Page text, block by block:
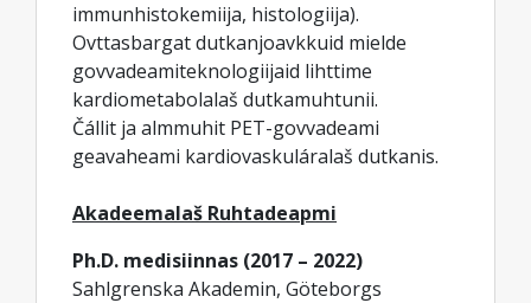
immunhistokemiija, histologiija).
Ovttasbargat dutkanjoavkkuid mielde
govvadeamiteknologiijaid lihttime
kardiometabolalaš dutkamuhtunii.
Čállit ja almmuhit PET-govvadeami
geavaheami kardiovaskuláralaš dutkanis.
Akadeemalaš Ruhtadeapmi
Ph.D. medisiinnas (2017 – 2022)
Sahlgrenska Akademin, Göteborgs